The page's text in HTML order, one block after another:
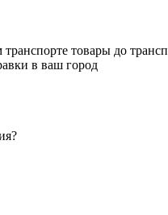
товары до
в ваш город